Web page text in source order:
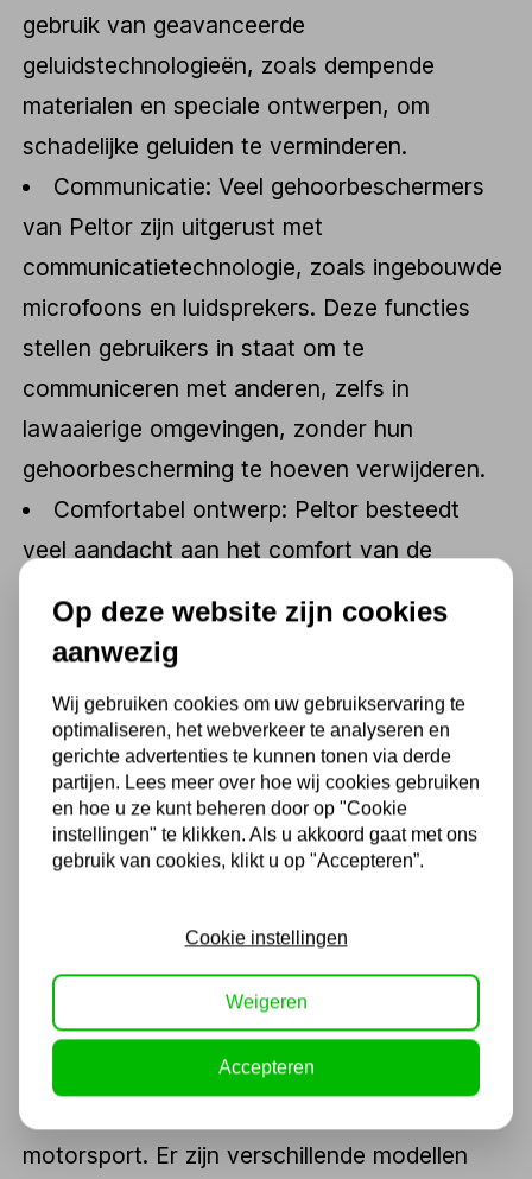
gebruik van geavanceerde
geluidstechnologieën, zoals dempende
materialen en speciale ontwerpen, om
schadelijke geluiden te verminderen.
Communicatie: Veel gehoorbeschermers
van Peltor zijn uitgerust met
communicatietechnologie, zoals ingebouwde
microfoons en luidsprekers. Deze functies
stellen gebruikers in staat om te
communiceren met anderen, zelfs in
lawaaierige omgevingen, zonder hun
gehoorbescherming te hoeven verwijderen.
Comfortabel ontwerp: Peltor besteedt
veel aandacht aan het comfort van de
voorzien van zachte kussens en verstelbare
hoofdbanden, zodat ze comfortabel
gedragen kunnen worden, zelfs tijdens
langdurig gebruik. Dit helpt vermoeidheid te
verminderen en zorgt ervoor dat de
gehoorbeschermers goed op hun plaats
blijven zitten.
scala aan gehoorbeschermers om aan
verschillende behoeften te voldoen. Ze
hebben producten voor zowel professioneel
gebruik in industriële omgevingen als voor
motorsport. Er zijn verschillende modellen
Op deze website zijn cookies
aanwezig
Wij gebruiken cookies om uw gebruikservaring te
optimaliseren, het webverkeer te analyseren en
gerichte advertenties te kunnen tonen via derde
partijen. Lees meer over hoe wij cookies gebruiken
en hoe u ze kunt beheren door op "Cookie
instellingen" te klikken. Als u akkoord gaat met ons
gebruik van cookies, klikt u op "Accepteren”.
Cookie instellingen
Weigeren
Accepteren